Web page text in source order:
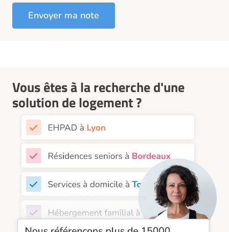
Vous êtes à la recherche d'une
solution de logement ?